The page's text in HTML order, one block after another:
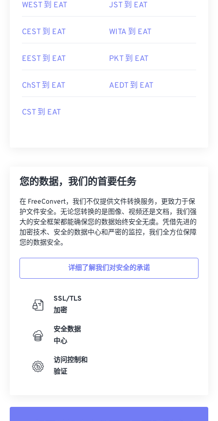
WEST 到 EAT JST 到 EAT
CEST 到 EAT WITA 到 EAT
EEST 到 EAT PKT 到 EAT
ChST 到 EAT AEDT 到 EAT
CST 到 EAT
您的数据，我们的首要任务
在 FreeConvert，我们不仅提供文件转换服务，更致力于保
护文件安全。无论您转换的是图像、视频还是文档，我们强
大的安全框架都能确保您的数据始终安全无虞。凭借先进的
加密技术、安全的数据中心和严密的监控，我们全方位保障
您的数据安全。
详细了解我们对安全的承诺
SSL/TLS
加密
安全数据
中心
访问控制和
验证